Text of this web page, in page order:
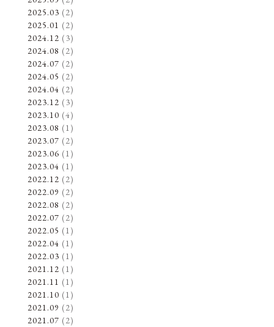
2025.03 (2)
2025.01 (2)
2024.12 (3)
2024.08 (2)
2024.07 (2)
2024.05 (2)
2024.04 (2)
2023.12 (3)
2023.10 (4)
2023.08 (1)
2023.07 (2)
2023.06 (1)
2023.04 (1)
2022.12 (2)
2022.09 (2)
2022.08 (2)
2022.07 (2)
2022.05 (1)
2022.04 (1)
2022.03 (1)
2021.12 (1)
2021.11 (1)
2021.10 (1)
2021.09 (2)
2021.07 (2)